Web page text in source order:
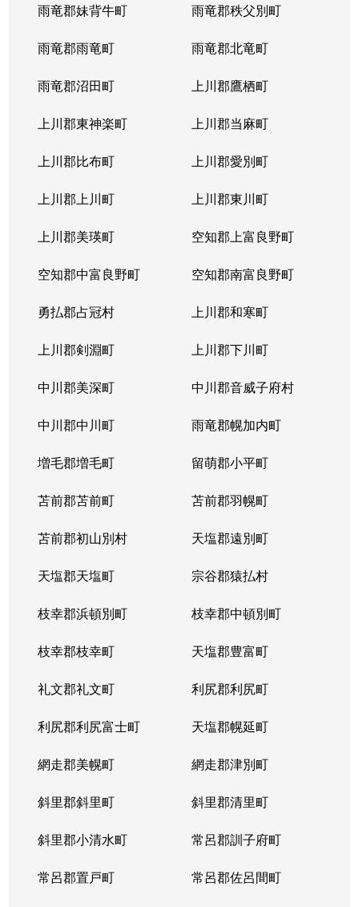
雨竜郡妹背牛町 雨竜郡秩父別町
雨竜郡雨竜町 雨竜郡北竜町
雨竜郡沼田町 上川郡鷹栖町
上川郡東神楽町 上川郡当麻町
上川郡比布町 上川郡愛別町
上川郡上川町 上川郡東川町
上川郡美瑛町 空知郡上富良野町
空知郡中富良野町 空知郡南富良野町
勇払郡占冠村 上川郡和寒町
上川郡剣淵町 上川郡下川町
中川郡美深町 中川郡音威子府村
中川郡中川町 雨竜郡幌加内町
増毛郡増毛町 留萌郡小平町
苫前郡苫前町 苫前郡羽幌町
苫前郡初山別村 天塩郡遠別町
天塩郡天塩町 宗谷郡猿払村
枝幸郡浜頓別町 枝幸郡中頓別町
枝幸郡枝幸町 天塩郡豊富町
礼文郡礼文町 利尻郡利尻町
利尻郡利尻富士町 天塩郡幌延町
網走郡美幌町 網走郡津別町
斜里郡斜里町 斜里郡清里町
斜里郡小清水町 常呂郡訓子府町
常呂郡置戸町 常呂郡佐呂間町